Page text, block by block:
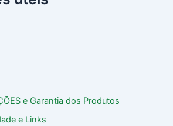
e Garantia dos Produtos
e Links